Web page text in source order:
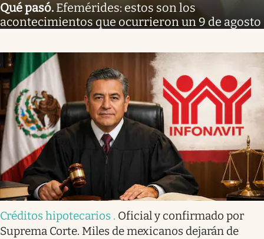
Qué pasó. Efemérides: estos son los
acontecimientos que ocurrieron un 9 de agosto
Créditos hipotecarios . Oficial y confirmado por
Suprema Corte. Miles de mexicanos dejarán de